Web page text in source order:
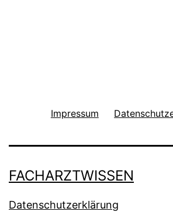
Impressum
FACHARZTWISSEN
Datenschutzerklärung